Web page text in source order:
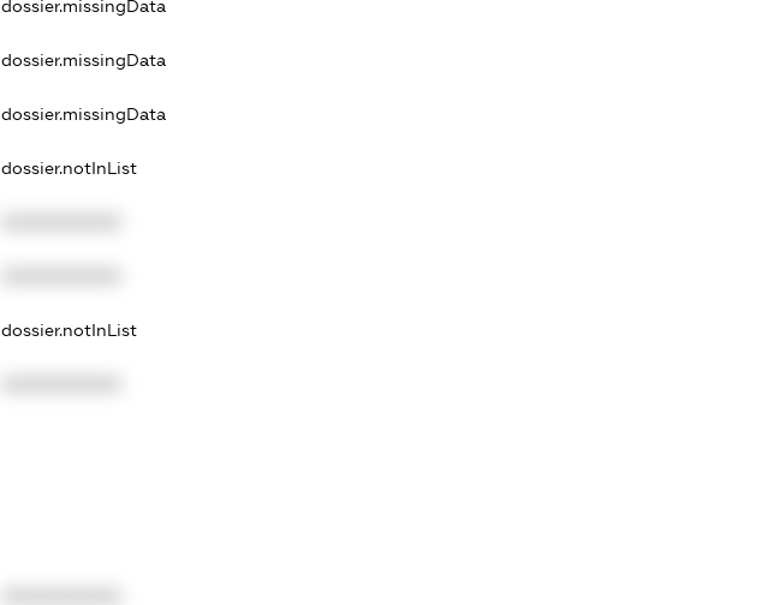
dossier.missingData
dossier.missingData
dossier.missingData
dossier.notInList
dossier.notInList